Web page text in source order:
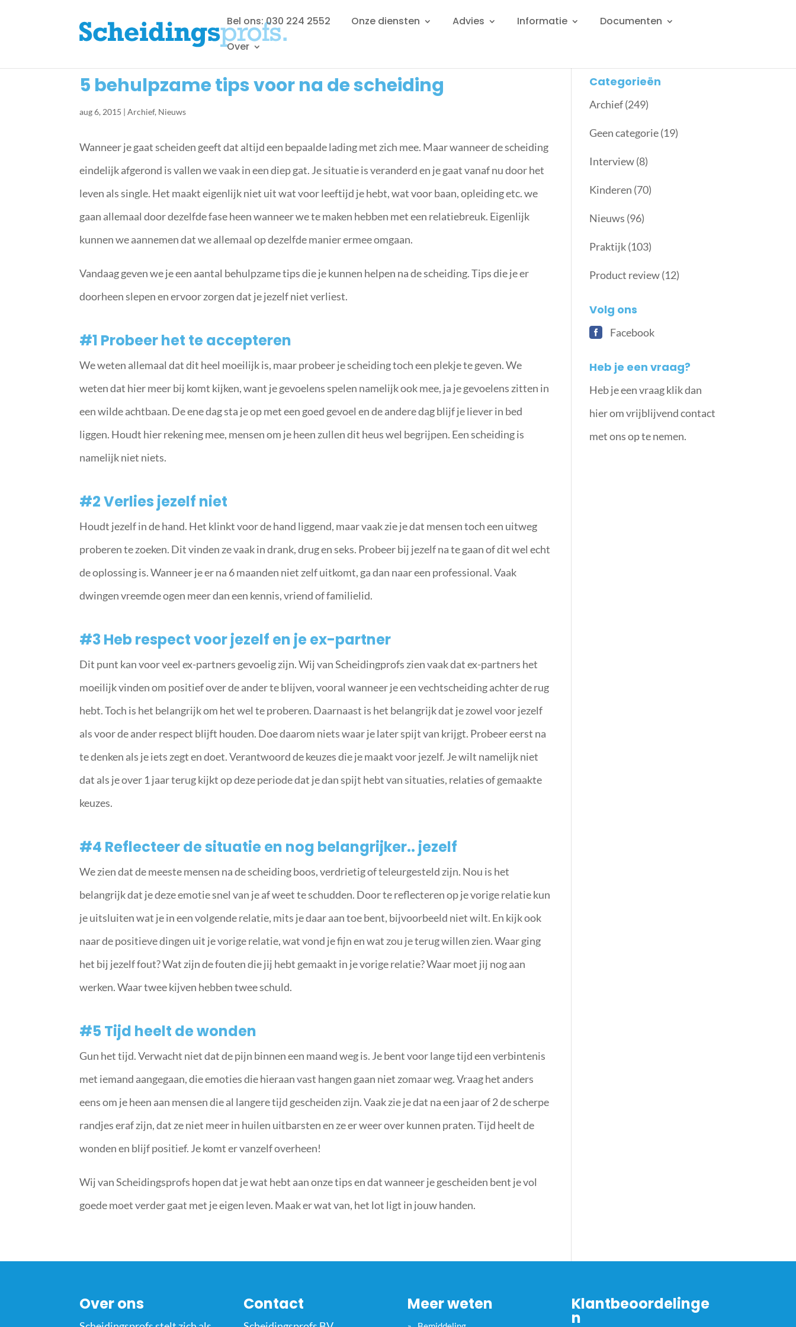
Bel ons: 030 224 2552 Onze diensten Advies Informatie
Documenten
Over
5 behulpzame tips voor na de scheiding
aug 6, 2015 |Archief, Nieuws
Wanneer je gaat scheiden geeft dat altijd een bepaalde lading met zich mee. Maar wanneer de scheiding
eindelijk afgerond is vallen we vaak in een diep gat. Je situatie is veranderd en je gaat vanaf nu door het
leven als single. Het maakt eigenlijk niet uit wat voor leeftijd je hebt, wat voor baan, opleiding etc. we
gaan allemaal door dezelfde fase heen wanneer we te maken hebben met een relatiebreuk. Eigenlijk
kunnen we aannemen dat we allemaal op dezelfde manier ermee omgaan.
Vandaag geven we je een aantal behulpzame tips die je kunnen helpen na de scheiding. Tips die je er
doorheen slepen en ervoor zorgen dat je jezelf niet verliest.
#1 Probeer het te accepteren
We weten allemaal dat dit heel moeilijk is, maar probeer je scheiding toch een plekje te geven. We
weten dat hier meer bij komt kijken, want je gevoelens spelen namelijk ook mee, ja je gevoelens zitten in
een wilde achtbaan. De ene dag sta je op met een goed gevoel en de andere dag blijf je liever in bed
liggen. Houdt hier rekening mee, mensen om je heen zullen dit heus wel begrijpen. Een scheiding is
namelijk niet niets.
#2 Verlies jezelf niet
Houdt jezelf in de hand. Het klinkt voor de hand liggend, maar vaak zie je dat mensen toch een uitweg
proberen te zoeken. Dit vinden ze vaak in drank, drug en seks. Probeer bij jezelf na te gaan of dit wel echt
de oplossing is. Wanneer je er na 6 maanden niet zelf uitkomt, ga dan naar een professional. Vaak
dwingen vreemde ogen meer dan een kennis, vriend of familielid.
#3 Heb respect voor jezelf en je ex-partner
Dit punt kan voor veel ex-partners gevoelig zijn. Wij van Scheidingprofs zien vaak dat ex-partners het
moeilijk vinden om positief over de ander te blijven, vooral wanneer je een vechtscheiding achter de rug
hebt. Toch is het belangrijk om het wel te proberen. Daarnaast is het belangrijk dat je zowel voor jezelf
als voor de ander respect blijft houden. Doe daarom niets waar je later spijt van krijgt. Probeer eerst na
te denken als je iets zegt en doet. Verantwoord de keuzes die je maakt voor jezelf. Je wilt namelijk niet
dat als je over 1 jaar terug kijkt op deze periode dat je dan spijt hebt van situaties, relaties of gemaakte
keuzes.
#4 Reflecteer de situatie en nog belangrijker.. jezelf
We zien dat de meeste mensen na de scheiding boos, verdrietig of teleurgesteld zijn. Nou is het
belangrijk dat je deze emotie snel van je af weet te schudden. Door te reflecteren op je vorige relatie kun
je uitsluiten wat je in een volgende relatie, mits je daar aan toe bent, bijvoorbeeld niet wilt. En kijk ook
naar de positieve dingen uit je vorige relatie, wat vond je fijn en wat zou je terug willen zien. Waar ging
het bij jezelf fout? Wat zijn de fouten die jij hebt gemaakt in je vorige relatie? Waar moet jij nog aan
werken. Waar twee kijven hebben twee schuld.
#5 Tijd heelt de wonden
Gun het tijd. Verwacht niet dat de pijn binnen een maand weg is. Je bent voor lange tijd een verbintenis
met iemand aangegaan, die emoties die hieraan vast hangen gaan niet zomaar weg. Vraag het anders
eens om je heen aan mensen die al langere tijd gescheiden zijn. Vaak zie je dat na een jaar of 2 de scherpe
randjes eraf zijn, dat ze niet meer in huilen uitbarsten en ze er weer over kunnen praten. Tijd heelt de
wonden en blijf positief. Je komt er vanzelf overheen!
Wij van Scheidingsprofs hopen dat je wat hebt aan onze tips en dat wanneer je gescheiden bent je vol
goede moet verder gaat met je eigen leven. Maak er wat van, het lot ligt in jouw handen.
Categorieën
Archief(249)
Geen categorie(19)
Interview(8)
Kinderen (70)
Nieuws (96)
Praktijk(103)
Product review(12)
Volg ons
Facebook
Heb je een vraag?
Heb je een vraag klik dan
hier om vrijblijvend contact
met ons op te nemen.
Over ons Contact Meer weten Klantbeoordelinge
n